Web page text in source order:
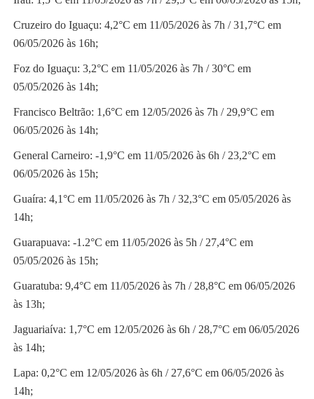
Cruzeiro do Iguaçu: 4,2°C em 11/05/2026 às 7h / 31,7°C em
06/05/2026 às 16h;
Foz do Iguaçu: 3,2°C em 11/05/2026 às 7h / 30°C em
05/05/2026 às 14h;
Francisco Beltrão: 1,6°C em 12/05/2026 às 7h / 29,9°C em
06/05/2026 às 14h;
General Carneiro: -1,9°C em 11/05/2026 às 6h / 23,2°C em
06/05/2026 às 15h;
Guaíra: 4,1°C em 11/05/2026 às 7h / 32,3°C em 05/05/2026 às
14h;
Guarapuava: -1.2°C em 11/05/2026 às 5h / 27,4°C em
05/05/2026 às 15h;
Guaratuba: 9,4°C em 11/05/2026 às 7h / 28,8°C em 06/05/2026
às 13h;
Jaguariaíva: 1,7°C em 12/05/2026 às 6h / 28,7°C em 06/05/2026
às 14h;
Lapa: 0,2°C em 12/05/2026 às 6h / 27,6°C em 06/05/2026 às
14h;